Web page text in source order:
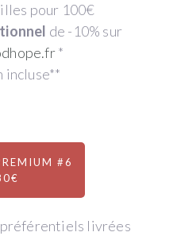
pour 100€
de -10% sur
*
incluse**
#6
livrées